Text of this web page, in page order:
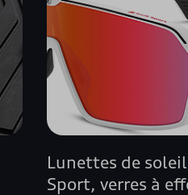
A4 AVANT
A4 BERLINE
A5 AVANT
A5 BERLINE
Lunettes de
Sport, verres à